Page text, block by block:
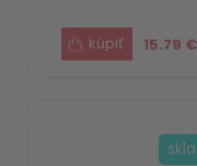
15.79 €